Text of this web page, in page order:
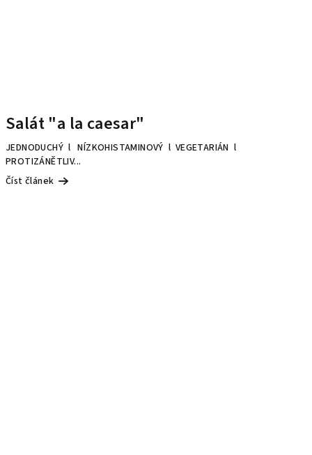
Salát "a la caesar"
JEDNODUCHÝ l NÍZKOHISTAMINOVÝ l VEGETARIÁN l
PROTIZÁNĚTLIV...
Číst článek